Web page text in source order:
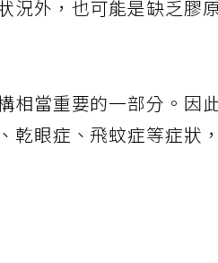
況外，也可能是缺乏膠
相當重要的一部分。因
乾眼症、飛蚊症等症狀，